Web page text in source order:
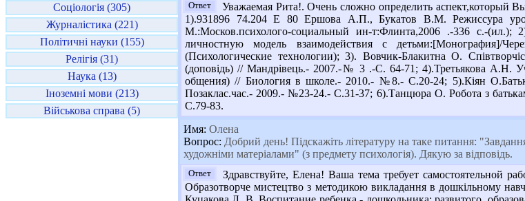
Соціологія (305)
Журналістика (221)
Політичні науки (155)
Релігія (31)
Наука (13)
Іноземні мови (213)
Військова справа (5)
Ответ
Уважаемая Рита!. Очень сложно определить аспект,который
1).931896 74.204 Е 80 Ершова А.П., Букатов В.М. Режиссура
М.:Москов.психолого-социальный ин-т:Флинта,2006 .-336 с.-(ил.);
личностную модель взаимодействия с детьми:[Монография]/
(Психологические технологии); 3). Вовчик-Блакитна О.
(доповідь) // Мандрівець.- 2007.-№ 3 .-С. 64-71; 4).Третьякова А.Н.
общения) // Биология в школе.- 2010.- №8.- С.20-24; 5).Кіян
Позаклас.час.- 2009.- №23-24.- С.31-37; 6).Танцюра О. Робота з
С.79-83.
Имя: Олена
Вопрос: Добрий день! Підскажіть літературу на таке питання:
художніми матеріалами" (з предмету психологія). Дякую за відповідь.
Ответ
Здравствуйте, Елена! Ваша тема требует самостоятельной
Образотворче мистецтво з методикою викладання в дошкільному